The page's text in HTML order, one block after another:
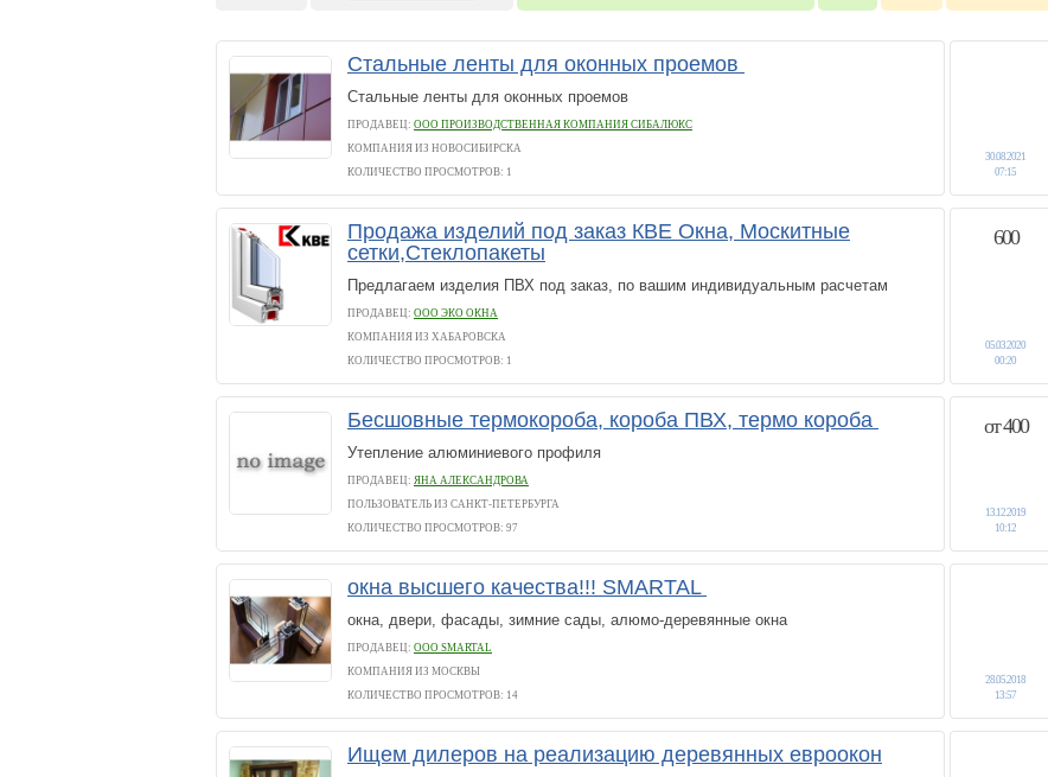
Стальные ленты для оконных проемов
Стальные ленты для оконных проемов
ПРОДАВЕЦ: ООО ПРОИЗВОДСТВЕННАЯ КОМПАНИЯ СИБАЛЮКС
КОМПАНИЯ ИЗ НОВОСИБИРСКА
КОЛИЧЕСТВО ПРОСМОТРОВ: 1
30.08.2021
07:15
Продажа изделий под заказ КВЕ Окна, Москитные
сетки,Стеклопакеты
Предлагаем изделия ПВХ под заказ, по вашим индивидуальным расчетам
ПРОДАВЕЦ: ООО ЭКО ОКНА
КОМПАНИЯ ИЗ ХАБАРОВСКА
КОЛИЧЕСТВО ПРОСМОТРОВ: 1
600
05.03.2020
00:20
Бесшовные термокороба, короба ПВХ, термо короба
Утепление алюминиевого профиля
ПРОДАВЕЦ: ЯНА АЛЕКСАНДРОВА
ПОЛЬЗОВАТЕЛЬ ИЗ САНКТ-ПЕТЕРБУРГА
КОЛИЧЕСТВО ПРОСМОТРОВ: 97
от 400
13.12.2019
10:12
окна высшего качества!!! SMARTAL
окна, двери, фасады, зимние сады, алюмо-деревянные окна
ПРОДАВЕЦ: ООО SMARTAL
КОМПАНИЯ ИЗ МОСКВЫ
КОЛИЧЕСТВО ПРОСМОТРОВ: 14
28.05.2018
13:57
Ищем дилеров на реализацию деревянных евроокон